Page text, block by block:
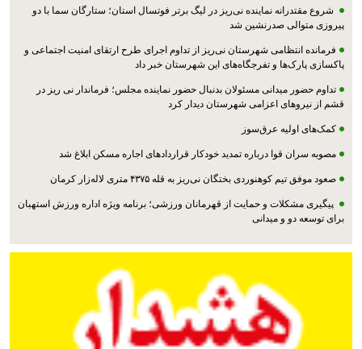
شروع مقتدرانه نماینده نی‌ریز در لیگ برتر فوتسال استان؛ ستارگان سما با دو
پیروزی متوالی صدرنشین شد
فرمانده انتظامی شهرستان نی‌ریز از تداوم اجرای طرح ارتقای امنیت اجتماعی و
پاکسازی پارک‌ها و تفرجگاه‌های این شهرستان خبر داد
تداوم حضور میدانی مسئولان بدنبال حضور نماینده مجلس؛ فرماندار نی ریز در
قشم از نیروهای اعزامی شهرستان دیدار کرد
کمک‌های اولیه عرق‌سوز
مصوبه سران قوا درباره تمدید خودکار قراردادهای اجاره مسکن ابلاغ شد
صعود موفق تیم کوهنوردی بختگان نی‌ریز به قله ۴۳۷۵ متری لاله‌زار کرمان
پیگیری مشکلات و حمایت از قهرمانان ورزشی؛ برنامه ویژه اداره ورزش استهبان
برای توسعه دو و میدانی